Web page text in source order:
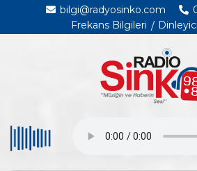
bilgi@radyosinko.com
Frekans Bilgileri